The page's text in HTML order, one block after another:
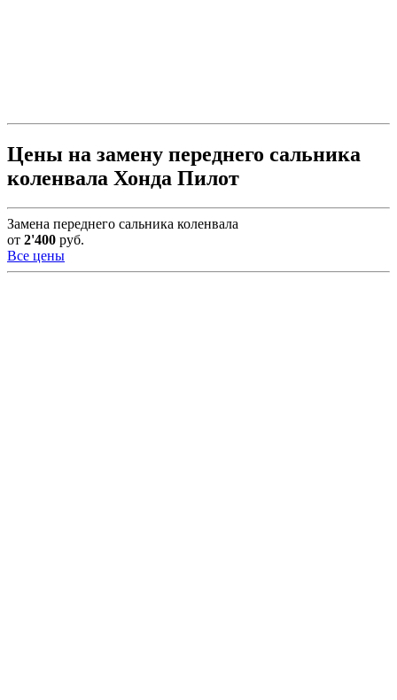
Цены на замену переднего сальника
коленвала Хонда Пилот
Замена переднего сальника коленвала
от 2'400 руб.
Все цены